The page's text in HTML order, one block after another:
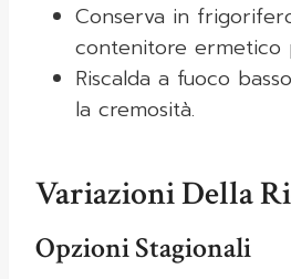
Conserva in
contenitore ermetico
Riscalda a fuoco
la cremosità.
Variazioni Della
Opzioni Stagionali